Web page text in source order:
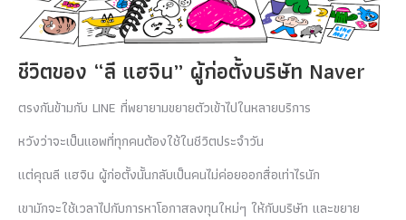
ชีวิตของ “ลี แฮจิน” ผู้ก่อตั้งบริษัท Naver
ตรงกันข้ามกับ LINE ที่พยายามขยายตัวเข้าไปในหลายบริการ
หวังว่าจะเป็นแอพที่ทุกคนต้องใช้ในชีวิตประจำวัน
แต่คุณลี แฮจิน ผู้ก่อตั้งนั้นกลับเป็นคนไม่ค่อยออกสื่อเท่าไรนัก
เขามักจะใช้เวลาไปกับการหาโอกาสลงทุนใหม่ๆ ให้กับบริษัท และขยาย